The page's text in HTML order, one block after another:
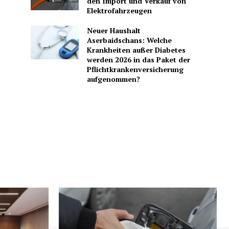
Elektrofahrzeugen
Neuer Haushalt
Aserbaidschans: Welche
Krankheiten außer Diabetes
werden 2026 in das Paket der
Pflichtkrankenversicherung
aufgenommen?